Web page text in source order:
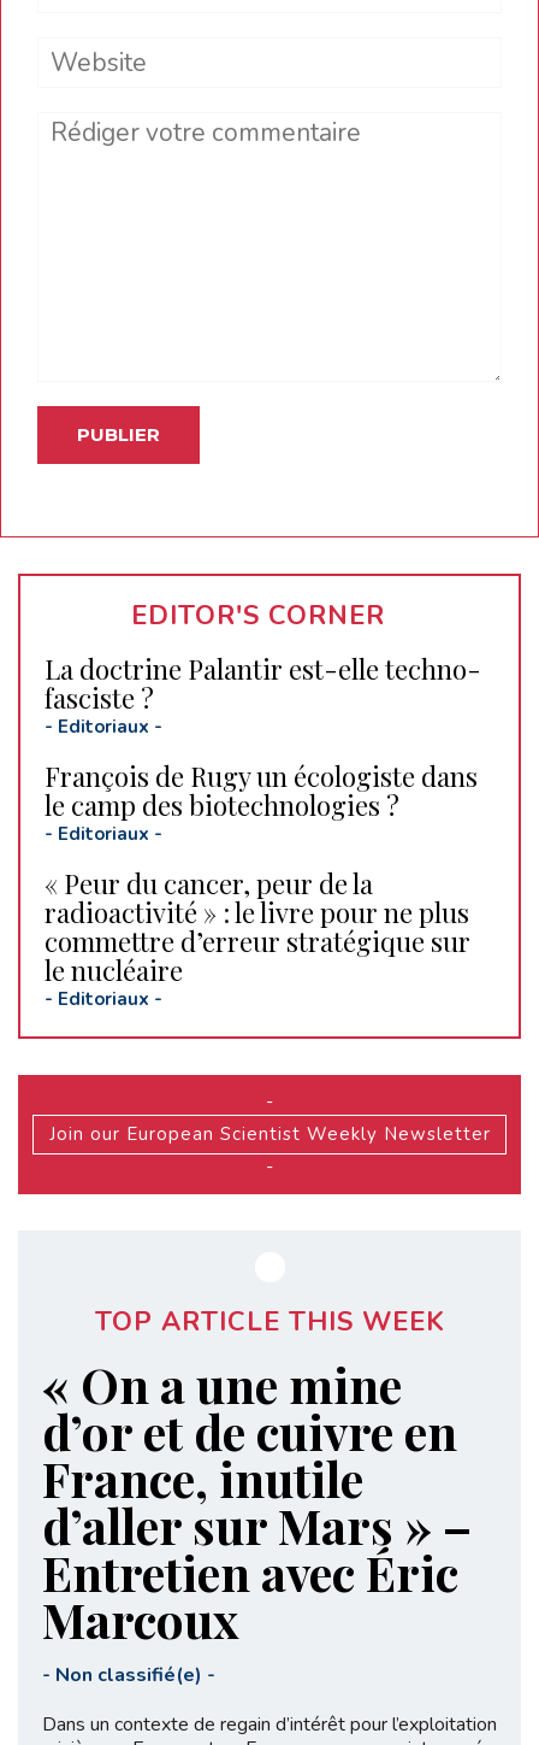
Website
Comment
EDITOR'S CORNER
La doctrine Palantir est-elle techno-
fasciste ?
- Editoriaux -
François de Rugy un écologiste dans
le camp des biotechnologies ?
- Editoriaux -
« Peur du cancer, peur de la
radioactivité » : le livre pour ne plus
commettre d’erreur stratégique sur
le nucléaire
- Editoriaux -
-
Join our European Scientist Weekly Newsletter
-
TOP ARTICLE THIS WEEK
« On a une mine
d’or et de cuivre en
France, inutile
d’aller sur Mars » –
Entretien avec Éric
Marcoux
- Non classifié(e) -
Dans un contexte de regain d’intérêt pour l’exploitation